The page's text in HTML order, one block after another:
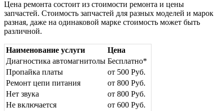
Цена ремонта состоит из стоимости ремонта и цены
запчастей. Стоимость запчастей для разных моделей и марок
разная, даже на одинаковой марке стоимость может быть
различной.
Наименование услуги
Цена
Диагностика автомагнитолы Бесплатно*
Пропайка платы
от 500 Руб.
Ремонт цепи питания
от 800 Руб.
Нет звука
от 800 Руб.
Не включается
от 600 Руб.